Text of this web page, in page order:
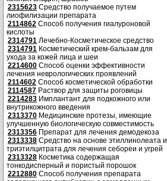
2315623 Средство получаемое путем
лиофилизации препарата
2114862 Способ получения гиалуроновой
кислоты
2314791 Лечебно-Косметическое средство
2314791 Косметический крем-бальзам для
ухода за кожей лица и шеи
2214600 Способ оценки эффективности
лечения неврологических проявлений
2114602 Способ косметической обработки
2114587 Раствор для защиты роговицы
2214283 Имплантант для подкожного или
внутрикожного введения
2313370 Медицинские протезы, имеющие
улучшенную биологическую совместимость
2313356 Препарат для лечения демодекоза
2313338 Средство на основе этиллинолеата и
триэтилцитрата для лечения себореи и угрей
2313328 Косметика содержащая
тонкодисперный и пористый порошок
2212880 Способ получения препарата